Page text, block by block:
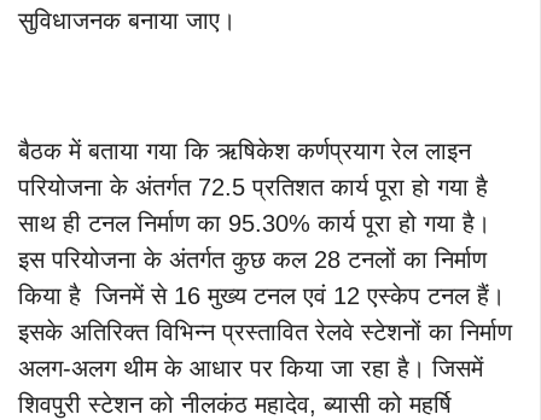
सुविधाजनक बनाया जाए।
बैठक में बताया गया कि ऋषिकेश कर्णप्रयाग रेल लाइन
परियोजना के अंतर्गत 72.5 प्रतिशत कार्य पूरा हो गया है
साथ ही टनल निर्माण का 95.30% कार्य पूरा हो गया है।
इस परियोजना के अंतर्गत कुछ कल 28 टनलों का निर्माण
किया है जिनमें से 16 मुख्य टनल एवं 12 एस्केप टनल हैं।
इसके अतिरिक्त विभिन्न प्रस्तावित रेलवे स्टेशनों का निर्माण
अलग-अलग थीम के आधार पर किया जा रहा है। जिसमें
शिवपुरी स्टेशन को नीलकंठ महादेव, ब्यासी को महर्षि